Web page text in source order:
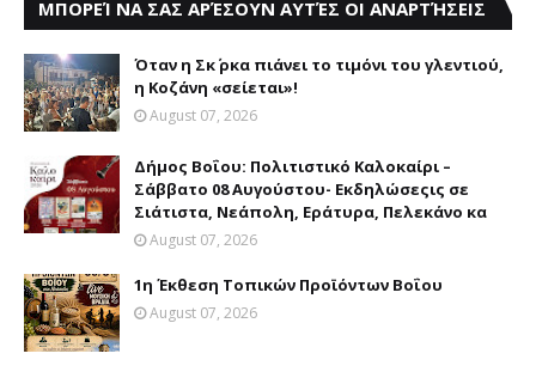
ΜΠΟΡΕΊ ΝΑ ΣΑΣ ΑΡΈΣΟΥΝ ΑΥΤΈΣ ΟΙ ΑΝΑΡΤΉΣΕΙΣ
Όταν η Σκ΄ ρκα πιάνει το τιμόνι του γλεντιού,
η Κοζάνη «σείεται»!
August 07, 2026
Δήμος Βοΐου: Πολιτιστικό Καλοκαίρι –
Σάββατο 08 Αυγούστου- Eκδηλώσεςις σε
Σιάτιστα, Νεάπολη, Εράτυρα, Πελεκάνο κα
August 07, 2026
1η Έκθεση Τοπικών Προϊόντων Βοΐου
August 07, 2026